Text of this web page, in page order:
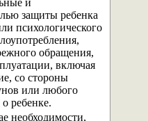
и
защиты ребенка
психологического
обращения,
включая
со стороны
или любого
ребенке.
необходимости,